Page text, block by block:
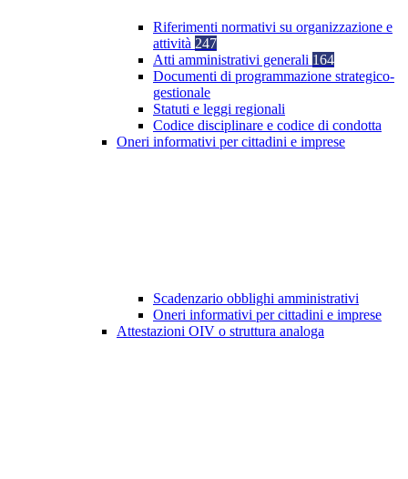
Riferimenti normativi su organizzazione e
attività 247
Atti amministrativi generali 164
Documenti di programmazione strategico-
gestionale
Statuti e leggi regionali
Codice disciplinare e codice di condotta
Oneri informativi per cittadini e imprese
Scadenzario obblighi amministrativi
Oneri informativi per cittadini e imprese
Attestazioni OIV o struttura analoga